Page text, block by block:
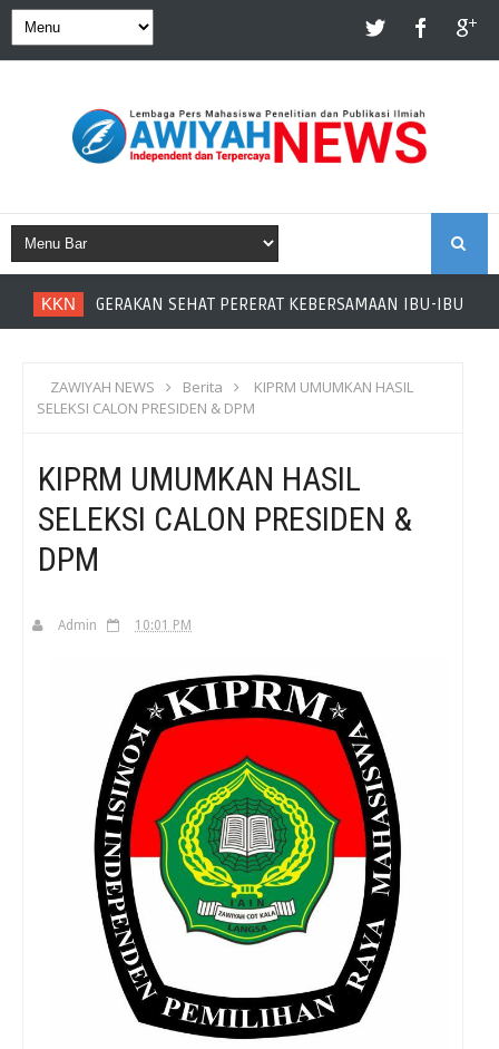
KKN GERAKAN SEHAT PERERAT KEBERSAMAAN IBU-IBU
ZAWIYAH NEWS Berita
KIPRM UMUMKAN HASIL
SELEKSI CALON PRESIDEN & DPM
KIPRM UMUMKAN HASIL
SELEKSI CALON PRESIDEN &
DPM
Admin 10:01 PM